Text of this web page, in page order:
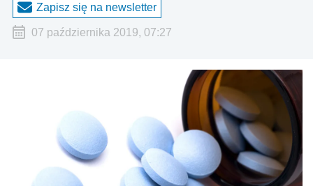
Zapisz się na newsletter
07 października 2019, 07:27